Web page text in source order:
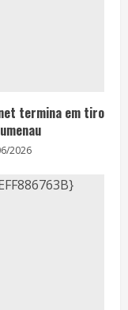
termina em tiro
2026